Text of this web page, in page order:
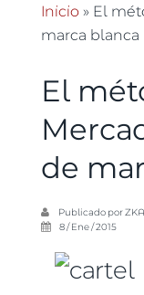
Se
Inicio» El
marca blanca
El
de
Publicado porZKA
8 / Ene / 2015